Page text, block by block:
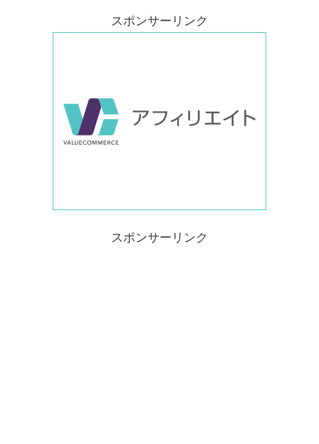
スポンサーリンク
スポンサーリンク